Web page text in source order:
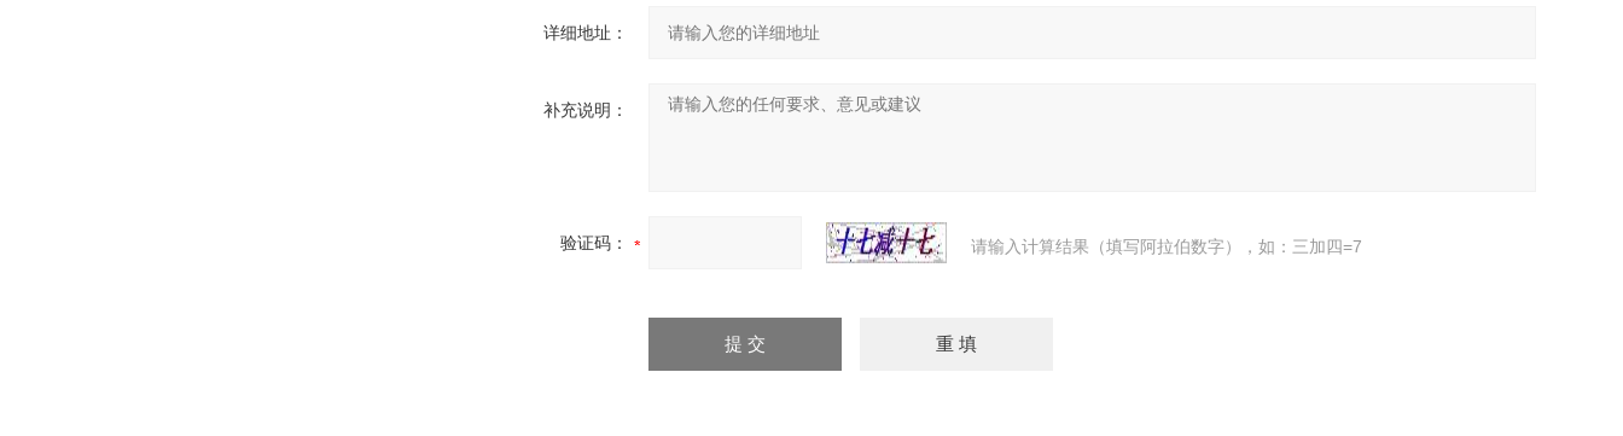
详细地址：
补充说明：
验证码： 请输入计算结果（填写阿拉伯数字），如：三加四=7